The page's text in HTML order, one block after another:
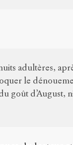
adultères,
le
goût d’August,